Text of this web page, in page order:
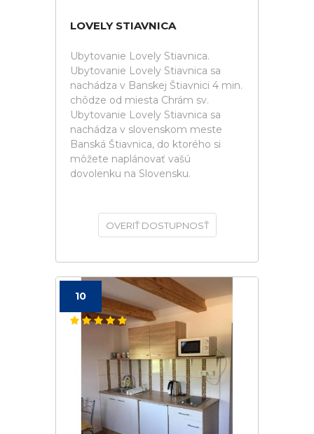
LOVELY STIAVNICA
Ubytovanie Lovely Stiavnica.
Ubytovanie Lovely Stiavnica sa
nachádza v Banskej Štiavnici 4 min.
chôdze od miesta Chrám sv.
Ubytovanie Lovely Stiavnica sa
nachádza v slovenskom meste
Banská Štiavnica, do ktorého si
môžete naplánovať vašú
dovolenku na Slovensku.
OVERIŤ DOSTUPNOSŤ
10